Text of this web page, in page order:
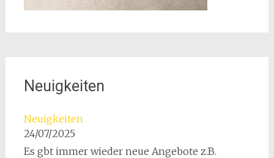
Neuigkeiten
Neuigkeiten
24/07/2025
Es gbt immer wieder neue Angebote z.B.